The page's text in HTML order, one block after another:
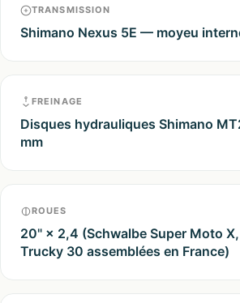
TRANSMISSION
Shimano Nexus 5E — moyeu
FREINAGE
Disques hydrauliques Shimano
mm
ROUES
20" × 2,4 (Schwalbe Super Moto
Trucky 30 assemblées en France)